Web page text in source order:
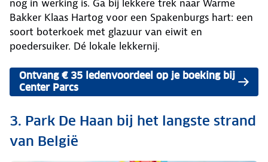
nog in werking is. Ga bij lekkere trek naar Warme
Bakker Klaas Hartog voor een Spakenburgs hart: een
soort boterkoek met glazuur van eiwit en
poedersuiker. Dé lokale lekkernij.
Ontvang € 35 ledenvoordeel op je boeking bij
Center Parcs
3. Park De Haan bij het langste strand
van België